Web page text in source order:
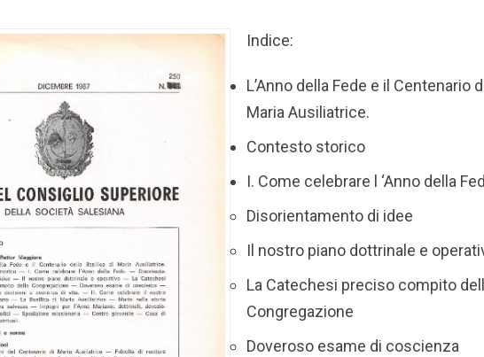
Indice:
L’Anno della Fede e il Centenario
Maria Ausiliatrice.
Contesto storico
I. Come celebrare l ‘Anno della
Disorientamento di idee
Il nostro piano dottrinale e
La Catechesi preciso compito
Congregazione
Doveroso esame di coscienza